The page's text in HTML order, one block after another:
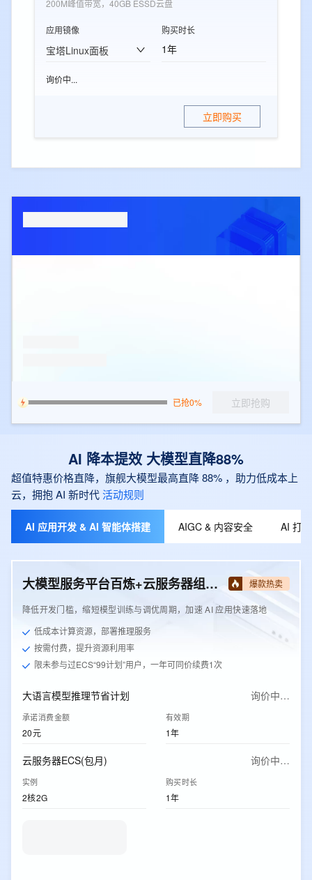
200M峰值带宽，40GB ESSD云盘
应用镜像
宝塔Linux面板
购买时长
1年
询价中...
立即购买
已抢0% 立即抢购
AI 降本提效 大模型直降88%
超值特惠价格直降，旗舰大模型最高直降 88% ，助力低成本上
云，拥抱 AI 新时代活动规则
AI 应用开发 & AI 智能体搭建 AIGC & 内容安全 AI 打
大模型服务平台百炼+云服务器组合套餐 爆款热卖
降低开发门槛，缩短模型训练与调优周期，加速 AI 应用快速落地
低成本计算资源，部署推理服务
按需付费，提升资源利用率
限未参与过ECS“99计划”用户，一年可同价续费1次
大语言模型推理节省计划 询价中…
承诺消费金额
20元
有效期
1年
云服务器ECS(包月) 询价中…
实例
2核2G
购买时长
1年